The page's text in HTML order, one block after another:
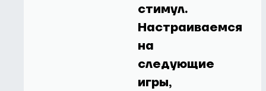
стимул.
Настраиваемся
на
следующие
игры,